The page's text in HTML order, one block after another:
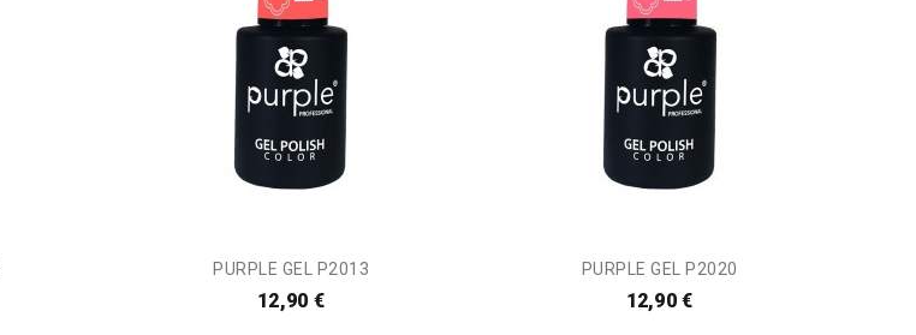
PURPLE GEL P2013
12,90 €
PURPLE GEL P2020
12,90 €